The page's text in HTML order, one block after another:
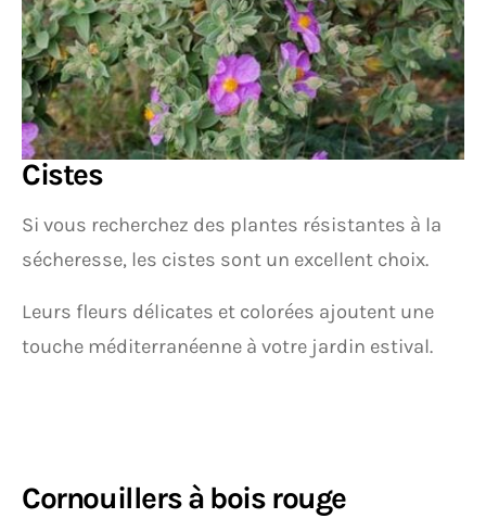
Cistes
Si vous recherchez des plantes résistantes à la
sécheresse, les cistes sont un excellent choix.
Leurs fleurs délicates et colorées ajoutent une
touche méditerranéenne à votre jardin estival.
Cornouillers à bois rouge